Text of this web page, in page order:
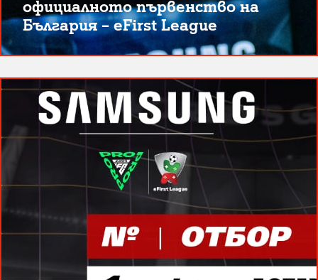
официалното първенство на
България – eFirst League